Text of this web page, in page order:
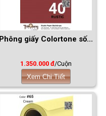
Phông giấy Colortone số...
1.350.000 đ/Cuộn
Xem Chi Tiết